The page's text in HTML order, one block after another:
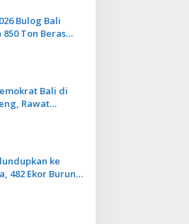
Bulog Bali
Ton Beras
Ritel
Bali di
Rawat
Lepas
ke
482 Ekor Burung
Karantina